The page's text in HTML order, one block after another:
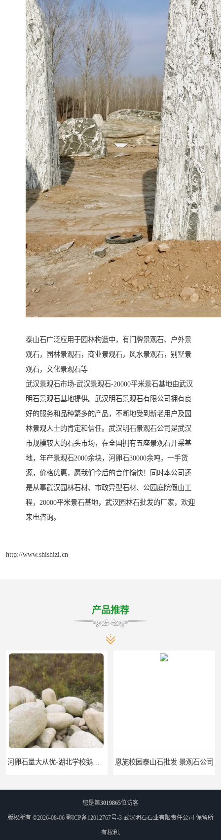
泰山石广泛应用于园林构造中，有门牌景观石、户外景
观石，园林景观石，商业景观石，风水景观石，别墅景
观石，文化景观石等
武汉景观石市场-武汉景观石-20000平米景石基地由武汉
明石景观石基地提供。武汉明石景观石有限公司拥有良
好的服务和品种繁多的产品，不断地受到新老用户及园
林景观人士的肯定和信任。武汉明石景观石公司是武汉
市规模较大的石头市场，在全国拥有五座景观石开采基
地，年产景观石2000余块，河卵石30000余吨，一手货
源，价格优惠，愿我们今后的合作愉快！同时本公司还
是从事武汉园林石材、市政异型石材、公园庭院假山工
程，20000平米景石基地，武汉园林石批发的厂家，欢迎
来电咨询。
http://www.shishizi.cn
产品推荐
恩施校园泰山石批发 景观石公司 咸宁学校黄腊石_武汉黄蜡石基地
您是第3019865位访客
版权所有 ©2026-08-06 鄂ICP备12012767号-3 武汉明石石业有限责任公司 保留所
有权利.